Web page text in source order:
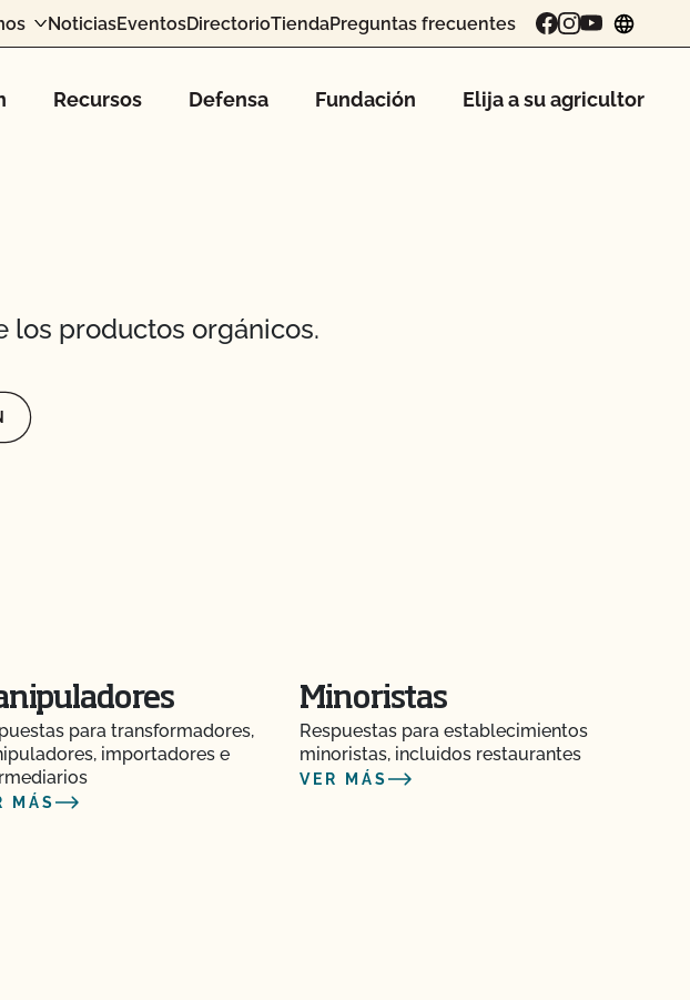
NoticiasEventosDirectorioTiendaPreguntas frecuentes
Recursos Defensa Fundación Elija a su agricultor
los productos orgánicos.
para transformadores,
importadores e
MÁS
Minoristas
Respuestas para establecimientos
minoristas, incluidos restaurantes
VER MÁS